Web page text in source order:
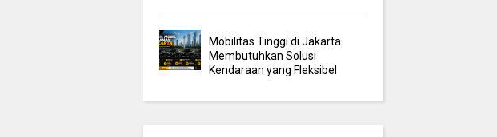
Mobilitas Tinggi di Jakarta
Membutuhkan Solusi
Kendaraan yang Fleksibel